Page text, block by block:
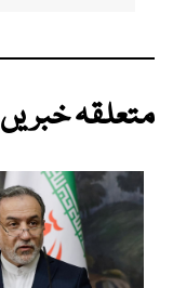
متعلقہ خبریں